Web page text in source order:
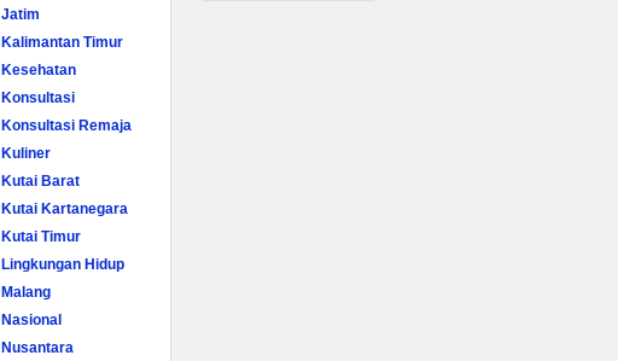
Jatim
Kalimantan Timur
Kesehatan
Konsultasi
Konsultasi Remaja
Kuliner
Kutai Barat
Kutai Kartanegara
Kutai Timur
Lingkungan Hidup
Malang
Nasional
Nusantara